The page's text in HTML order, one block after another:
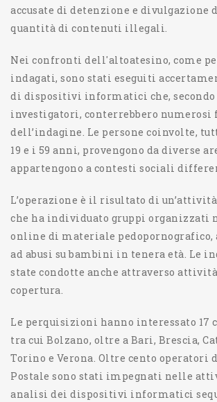
accusate di detenzione e divulgazione
quantità di contenuti illegali.
Nei confronti dell'altoatesino, come
indagati, sono stati eseguiti
di dispositivi informatici che,
investigatori, conterrebbero numerosi
dell’indagine. Le persone coinvolte,
19 e i 59 anni, provengono da diverse
appartengono a contesti sociali
L’operazione è il risultato di
che ha individuato gruppi organizzati
online di materiale pedopornografico,
ad abusi su bambini in tenera età. Le
state condotte anche attraverso
copertura.
Le perquisizioni hanno interessato 17
tra cui Bolzano, oltre a Bari, Brescia,
Torino e Verona. Oltre cento operatori
Postale sono stati impegnati nelle
analisi dei dispositivi informatici